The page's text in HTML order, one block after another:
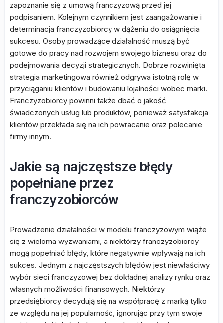
zapoznanie się z umową franczyzową przed jej
podpisaniem. Kolejnym czynnikiem jest zaangażowanie i
determinacja franczyzobiorcy w dążeniu do osiągnięcia
sukcesu. Osoby prowadzące działalność muszą być
gotowe do pracy nad rozwojem swojego biznesu oraz do
podejmowania decyzji strategicznych. Dobrze rozwinięta
strategia marketingowa również odgrywa istotną rolę w
przyciąganiu klientów i budowaniu lojalności wobec marki.
Franczyzobiorcy powinni także dbać o jakość
świadczonych usług lub produktów, ponieważ satysfakcja
klientów przekłada się na ich powracanie oraz polecanie
firmy innym.
Jakie są najczęstsze błędy
popełniane przez
franczyzobiorców
Prowadzenie działalności w modelu franczyzowym wiąże
się z wieloma wyzwaniami, a niektórzy franczyzobiorcy
mogą popełniać błędy, które negatywnie wpływają na ich
sukces. Jednym z najczęstszych błędów jest niewłaściwy
wybór sieci franczyzowej bez dokładnej analizy rynku oraz
własnych możliwości finansowych. Niektórzy
przedsiębiorcy decydują się na współpracę z marką tylko
ze względu na jej popularność, ignorując przy tym swoje